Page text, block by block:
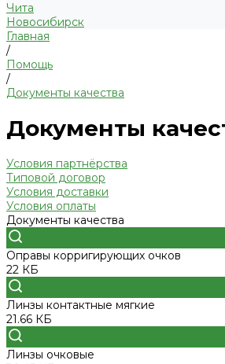
Чита
Новосибирск
Главная
/
Помощь
/
Документы качества
Документы
Условия партнёрства
Типовой договор
Условия доставки
Условия оплаты
Документы качества
Оправы корригирующих очков
22 КБ
Линзы контактные мягкие
21.66 КБ
Линзы очковые